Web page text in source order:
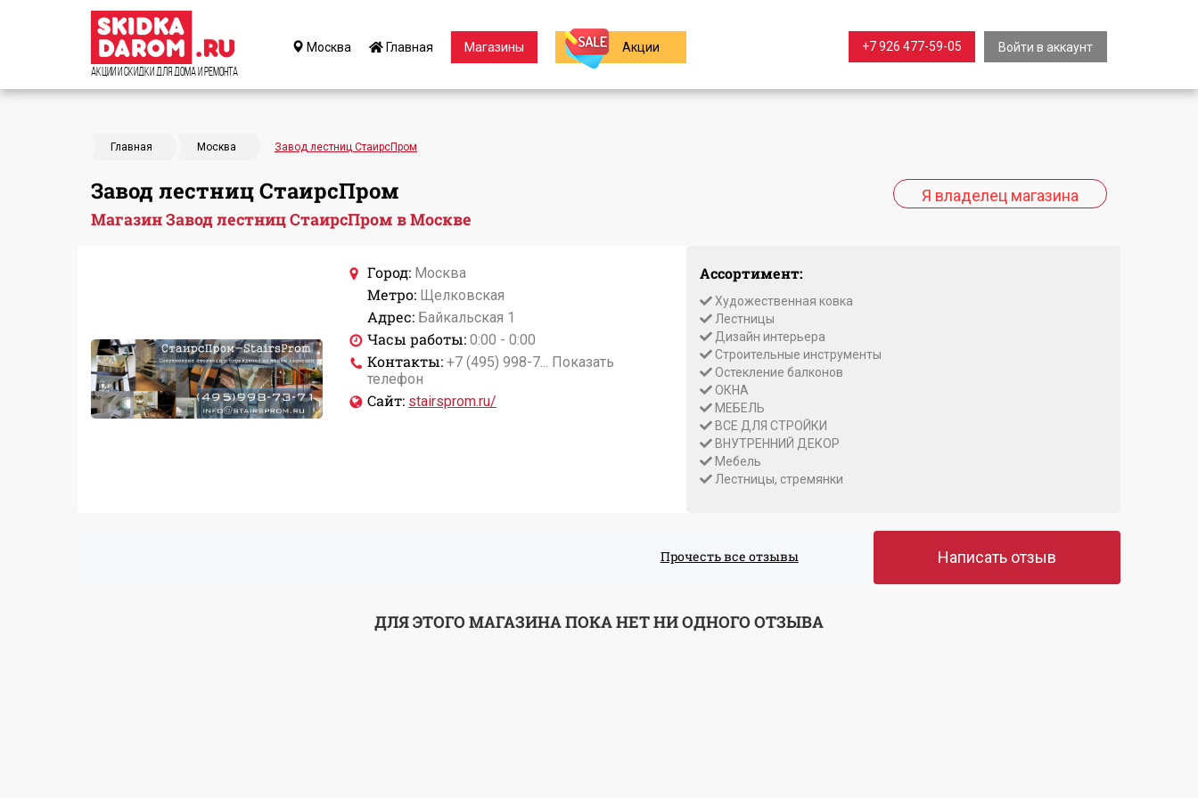
Акции и Скидки для дома и ремонта
Москва Главная Магазины Акции Войти в аккаунт
+7 926 477-59-05
Главная Москва Завод лестниц СтаирсПром
Завод лестниц СтаирсПром
Магазин Завод лестниц СтаирсПром в Москве
Город: Москва
Метро: Щелковская
Адрес: Байкальская 1
Часы работы: 0:00 - 0:00
Контакты: +7 (495) 998-7... Показать
телефон
Сайт: stairsprom.ru/
Ассортимент:
Художественная ковка
Лестницы
Дизайн интерьера
Строительные инструменты
Остекление балконов
ОКНА
МЕБЕЛЬ
ВСЕ ДЛЯ СТРОЙКИ
ВНУТРЕННИЙ ДЕКОР
Мебель
Лестницы, стремянки
Прочесть все отзывы Написать отзыв
ДЛЯ ЭТОГО МАГАЗИНА ПОКА НЕТ НИ ОДНОГО ОТЗЫВА